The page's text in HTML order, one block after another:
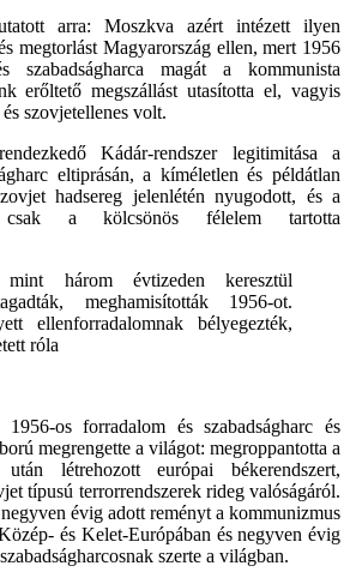
arra: Moszkva azért intézett ilyen
megtorlást Magyarország ellen, mert 1956
szabadságharca magát a kommunista
erőltető megszállást utasította el, vagyis
szovjetellenes volt.
Kádár-rendszer legitimitása a
eltiprásán, a kíméletlen és példátlan
hadsereg jelenlétén nyugodott, és a
csak a kölcsönös félelem tartotta
három évtizeden keresztül
meghamisították 1956-ot.
ellenforradalomnak bélyegezték,
róla
1956-os forradalom és szabadságharc és
megrengette a világot: megroppantotta a
létrehozott európai békerendszert,
típusú terrorrendszerek rideg valóságáról.
évig adott reményt a kommunizmus
és Kelet-Európában és negyven évig
szerte a világban.